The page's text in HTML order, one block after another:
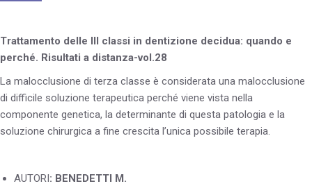
Trattamento delle III classi in dentizione decidua: quando e
perché. Risultati a distanza-vol.28
La malocclusione di terza classe è considerata una malocclusione
di difficile soluzione terapeutica perché viene vista nella
componente genetica, la determinante di questa patologia e la
soluzione chirurgica a fine crescita l’unica possibile terapia.
AUTORI: BENEDETTI M.